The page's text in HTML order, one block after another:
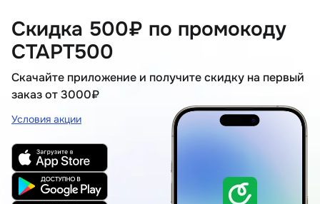
Скидка 500₽ по промокоду
СТАРТ500
Скачайте приложение и получите скидку на первый
заказ от 3000₽
Условия акции